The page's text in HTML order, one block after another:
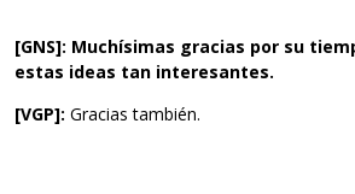
[GNS]: Muchísimas gracias por su
estas ideas tan interesantes.
[VGP]: Gracias también.